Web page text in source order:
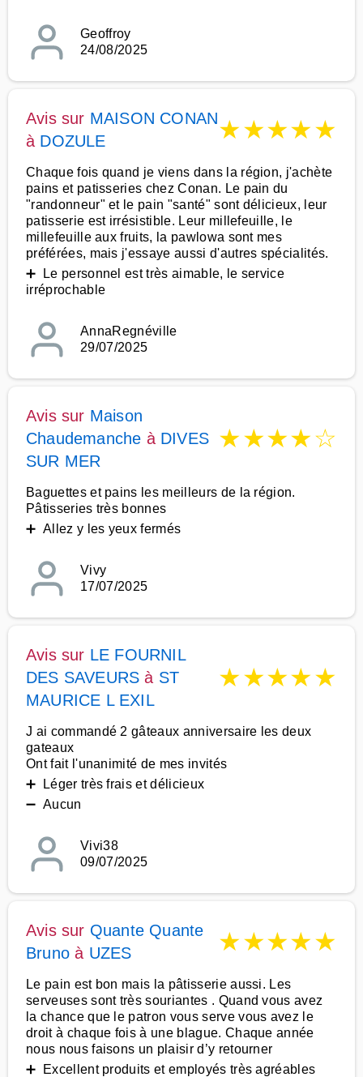
Geoffroy
24/08/2025
Avis sur MAISON CONAN
à DOZULE ★★★★★
Chaque fois quand je viens dans la région, j'achète
pains et patisseries chez Conan. Le pain du
"randonneur" et le pain "santé" sont délicieux, leur
patisserie est irrésistible. Leur millefeuille, le
millefeuille aux fruits, la pawlowa sont mes
préférées, mais j'essaye aussi d'autres spécialités.
➕ Le personnel est très aimable, le service
irréprochable
AnnaRegnéville
29/07/2025
Avis sur Maison
Chaudemanche à DIVES
SUR MER
★★★★☆
Baguettes et pains les meilleurs de la région.
Pâtisseries très bonnes
➕ Allez y les yeux fermés
Vivy
17/07/2025
Avis sur LE FOURNIL
DES SAVEURS à ST
MAURICE L EXIL
★★★★★
J ai commandé 2 gâteaux anniversaire les deux
gateaux
Ont fait l'unanimité de mes invités
➕ Léger très frais et délicieux
➖ Aucun
Vivi38
09/07/2025
Avis sur Quante Quante
Bruno à UZES ★★★★★
Le pain est bon mais la pâtisserie aussi. Les
serveuses sont très souriantes . Quand vous avez
la chance que le patron vous serve vous avez le
droit à chaque fois à une blague. Chaque année
nous nous faisons un plaisir d’y retourner
➕ Excellent produits et employés très agréables